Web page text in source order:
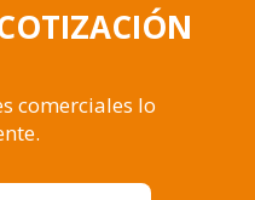
comerciales lo